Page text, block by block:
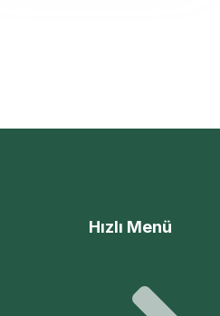
Hızlı Menü